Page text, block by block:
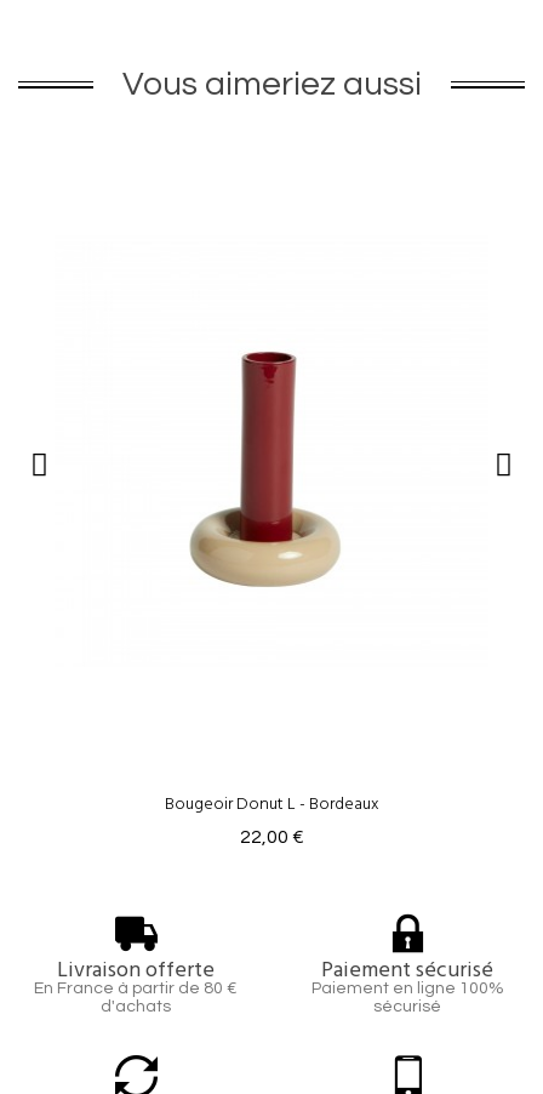
Vous aimeriez aussi
Bougeoir Donut L - Bordeaux
22,00 €
Livraison offerte
En France à partir de 80 €
d'achats
Paiement sécurisé
Paiement en ligne 100%
sécurisé